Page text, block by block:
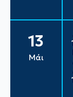
13
Μάι